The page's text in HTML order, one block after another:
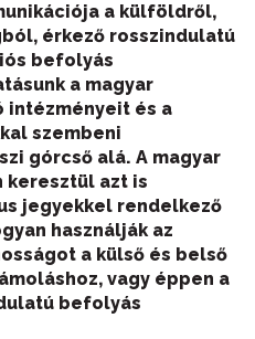
a külföldről,
érkező rosszindulatú
befolyás
a magyar
intézményeit és a
szembeni
górcső alá. A magyar
keresztül azt is
jegyekkel rendelkező
használják az
a külső és belső
vagy éppen a
befolyás